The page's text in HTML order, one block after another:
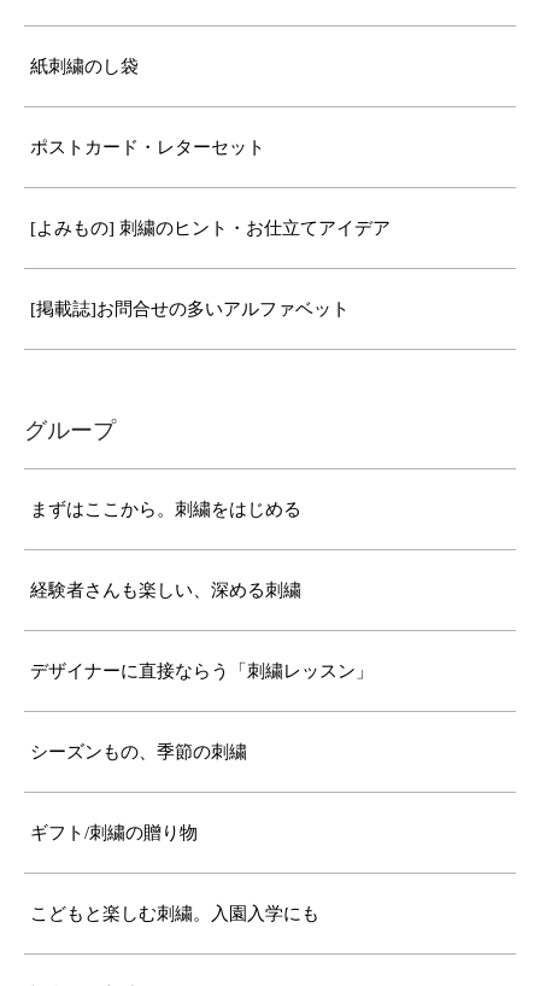
紙刺繍のし袋
ポストカード・レターセット
[よみもの] 刺繍のヒント・お仕立てアイデア
[掲載誌]お問合せの多いアルファベット
グループ
まずはここから。刺繍をはじめる
経験者さんも楽しい、深める刺繍
デザイナーに直接ならう「刺繍レッスン」
シーズンもの、季節の刺繍
ギフト/刺繍の贈り物
こどもと楽しむ刺繍。入園入学にも